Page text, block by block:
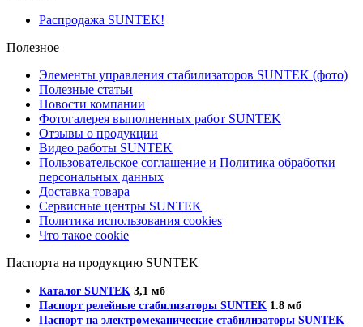
Распродажа SUNTEK!
Полезное
Элементы управления стабилизаторов SUNTEK (фото)
Полезные статьи
Новости компании
Фотогалерея выполненных работ SUNTEK
Отзывы о продукции
Видео работы SUNTEK
Пользовательское соглашение и Политика обработки
персональных данных
Доставка товара
Сервисные центры SUNTEK
Политика использования cookies
Что такое cookie
Паспорта на продукцию SUNTEK
Каталог SUNTEK 3,1 мб
Паспорт релейные стабилизаторы SUNTEK 1.8 мб
Паспорт на электромеханические стабилизаторы SUNTEK